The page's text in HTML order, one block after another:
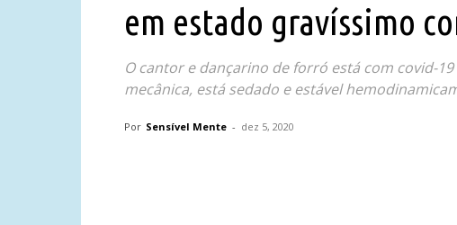
em estado gravíssimo
O cantor e dançarino de forró está com covid-
mecânica, está sedado e estável
Por Sensível Mente - dez 5, 2020